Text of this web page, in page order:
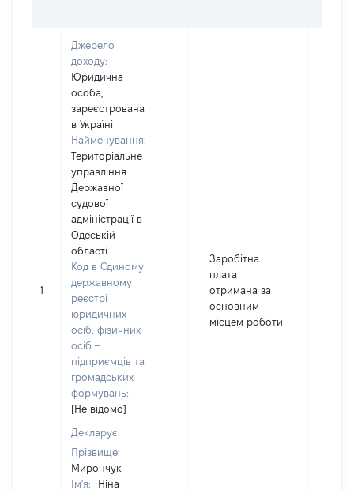
1
Джерело
доходу:
Юридична
особа,
зареєстрована
в Україні
Найменування:
Територіальне
управління
Державної
судової
адміністрації в
Одеській
області
Код в Єдиному
державному
реєстрі
юридичних
осіб, фізичних
осіб –
підприємців та
громадських
формувань:
[Не відомо]
Декларує:
Прізвище:
Мирончук
Ім'я:
Ніна
Заробітна
плата
отримана за
основним
місцем роботи